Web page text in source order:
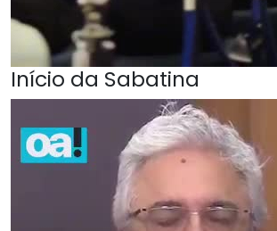
Início da Sabatina